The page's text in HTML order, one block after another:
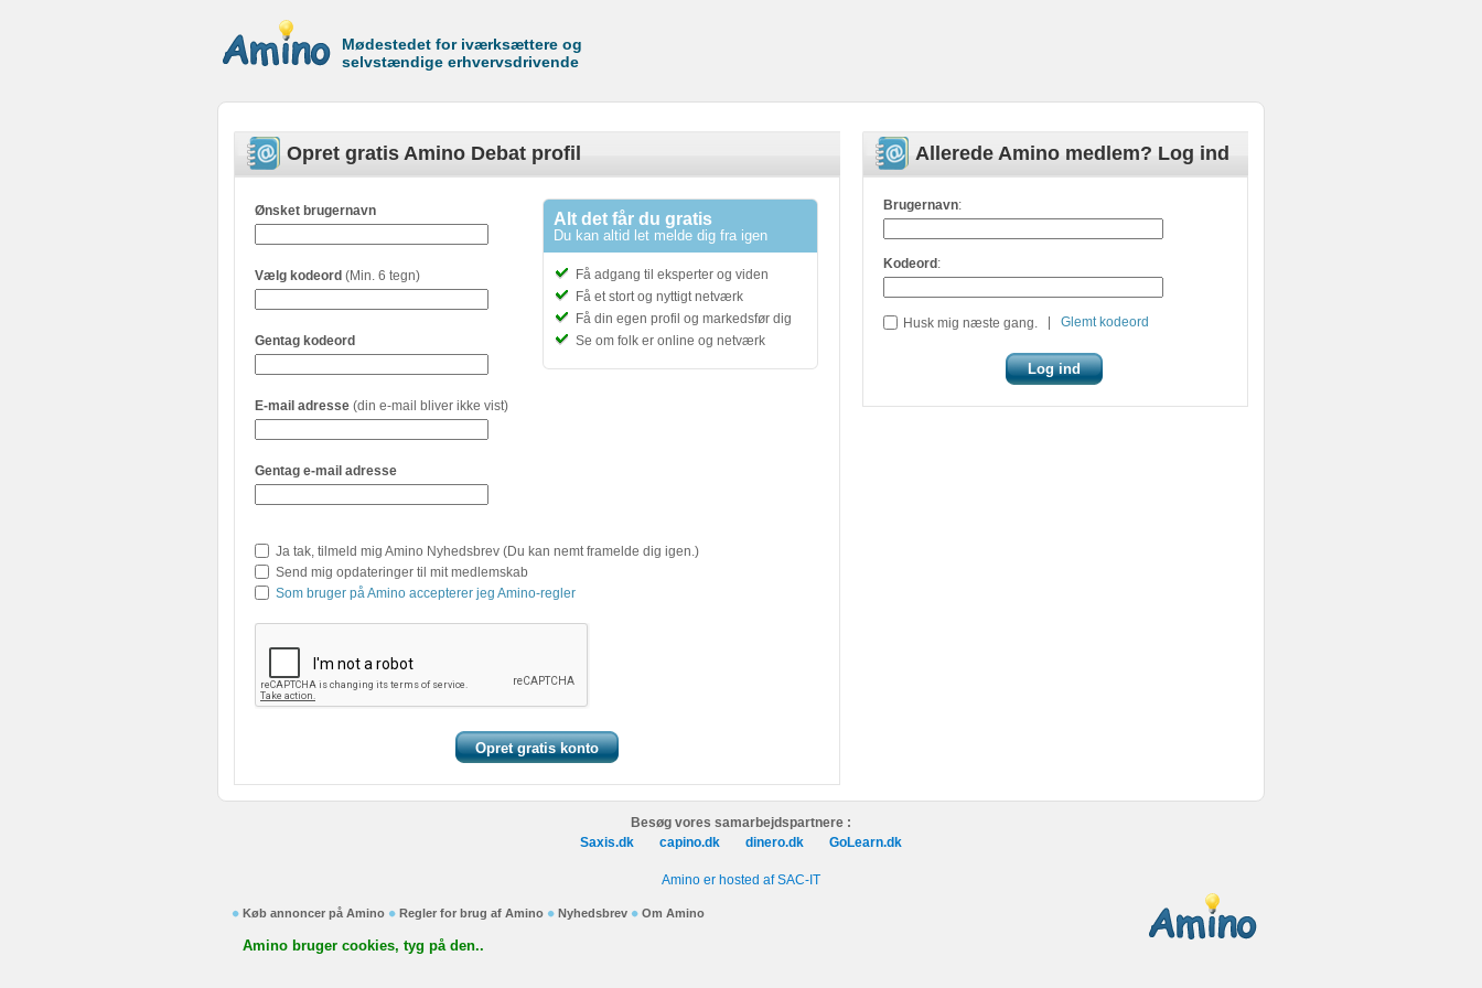
Mødestedet for iværksættere og
selvstændige erhvervsdrivende
Allerede Amino medlem? Log ind
Brugernavn:
Kodeord :
Husk mig næste gang. Glemt kodeord
Opret gratis Amino Debat profil
Alt det får du gratis
Du kan altid let melde dig fra igen
Få adgang til eksperter og viden
Få et stort og nyttigt netværk
Få din egen profil og markedsfør dig
Se om folk er online og netværk
Ønsket brugernavn
Vælg kodeord (Min. 6 tegn)
Gentag kodeord
E-mail adresse (din e-mail bliver ikke vist)
Gentag e-mail adresse
Ja tak, tilmeld mig Amino Nyhedsbrev (Du kan nemt framelde dig igen.)
Send mig opdateringer til mit medlemskab
Som bruger på Amino accepterer jeg Amino-regler
Besøg vores samarbejdspartnere :
Saxis.dk
capino.dk dinero.dk GoLearn.dk
Amino er hosted af SAC-IT
Køb annoncer på Amino Regler for brug af Amino Nyhedsbrev Om Amino
Amino bruger cookies, tyg på den..